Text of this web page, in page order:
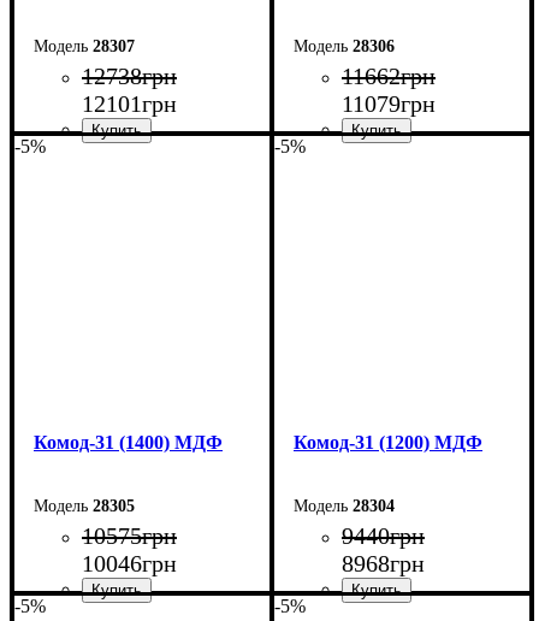
28307
12738грн
12101грн
28306
11662грн
11079грн
-5%
Комод-31 (1400) МДФ
28305
10575грн
10046грн
-5%
Комод-31 (1200) МДФ
28304
9440грн
8968грн
-5% -5%